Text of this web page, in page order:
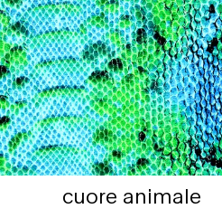
cuore animale